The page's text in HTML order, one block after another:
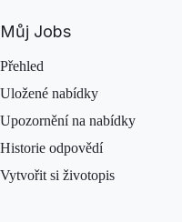
Můj Jobs
Přehled
Uložené nabídky
Upozornění na nabídky
Historie odpovědí
Vytvořit si životopis